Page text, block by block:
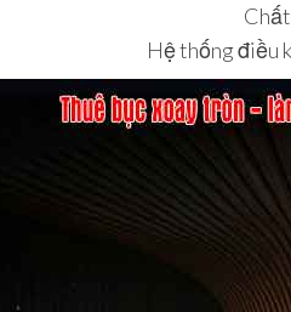
Hệ thống điều